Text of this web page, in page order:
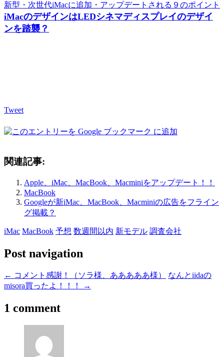
新型・次世代iMacに追加・アップデートされる９のポイント
iMacのデザインはLEDシネマディスプレイのデザイ
ンを踏襲？
Tweet
関連記事:
Apple、iMac、MacBook、Macminiをアップデート！！
MacBook
Googleが新iMac、MacBook、Macminiの広告をフライン
グ掲載？
iMac MacBook 予想 数週間以内 新モデル 調査会社
Post navigation
← コメント感謝！（ソラ様、あああああ様）
なんとiidaの
misora買ったよ！！！
→
1 comment